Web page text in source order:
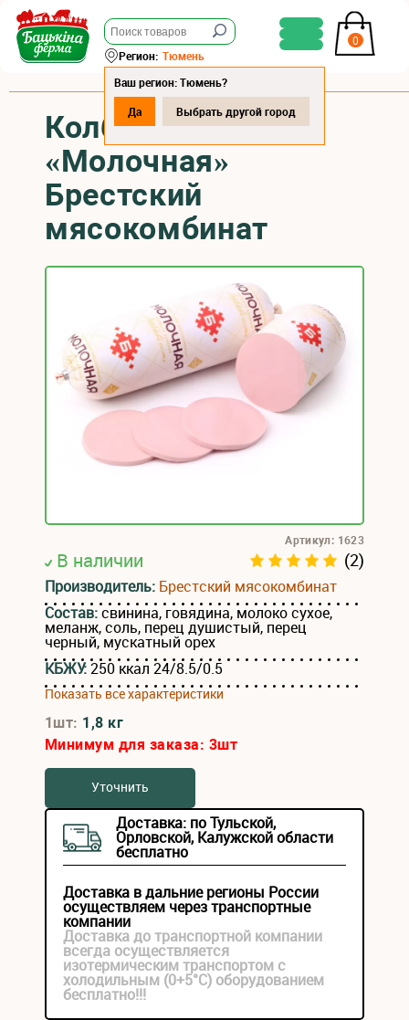
0
Регион: Тюмень
Ваш регион: Тюмень?
Да
Выбрать другой город
Колбаса варёная
«Молочная»
Брестский
мясокомбинат
В наличии (2)
Артикул: 1623
Производитель: Брестский мясокомбинат
Состав:свинина, говядина, молоко сухое,
меланж, соль, перец душистый, перец
черный, мускатный орех
КБЖУ:250 ккал 24/8.5/0.5
Показать все характеристики
1шт: 1,8 кг
Минимум для заказа: 3шт
Уточнить
Доставка: по Тульской,
Орловской, Калужской области
бесплатно
Доставка в дальние регионы России
осуществляем через транспортные
компании
Доставка до транспортной компании
всегда осуществляется
изотермическим транспортом с
холодильным (0+5°С) оборудованием
бесплатно!!!